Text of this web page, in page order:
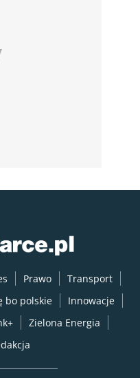
Prawo
Transport
bo polskie
Innowacje
Zielona Energia